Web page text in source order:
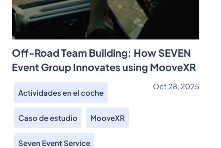
Off-Road Team Building: How SEVEN
Event Group Innovates using MooveXR
Actividades en el coche
Caso de estudio MooveXR
Seven Event Service
Oct 28, 2025